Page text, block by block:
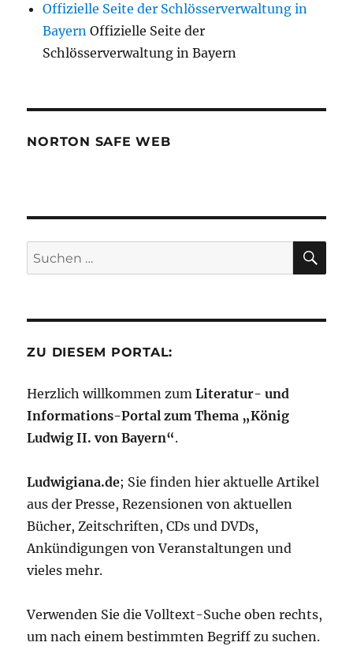
Offizielle Seite der Schlösserverwaltung in
Bayern Offizielle Seite der
Schlösserverwaltung in Bayern
NORTON SAFE WEB
Suchen
nach:
ZU DIESEM PORTAL:
Herzlich willkommen zumLiteratur- und
Informations-Portal zum Thema „König
Ludwig II. von Bayern“.
Ludwigiana.de; Sie finden hier aktuelle Artikel
aus der Presse, Rezensionen von aktuellen
Bücher, Zeitschriften, CDs und DVDs,
Ankündigungen von Veranstaltungen und
vieles mehr.
Verwenden Sie die Volltext-Suche oben rechts,
um nach einem bestimmten Begriff zu suchen.